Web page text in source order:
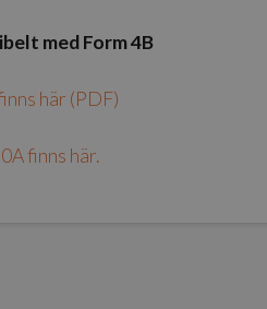
med Form 4B
här (PDF)
finns här.